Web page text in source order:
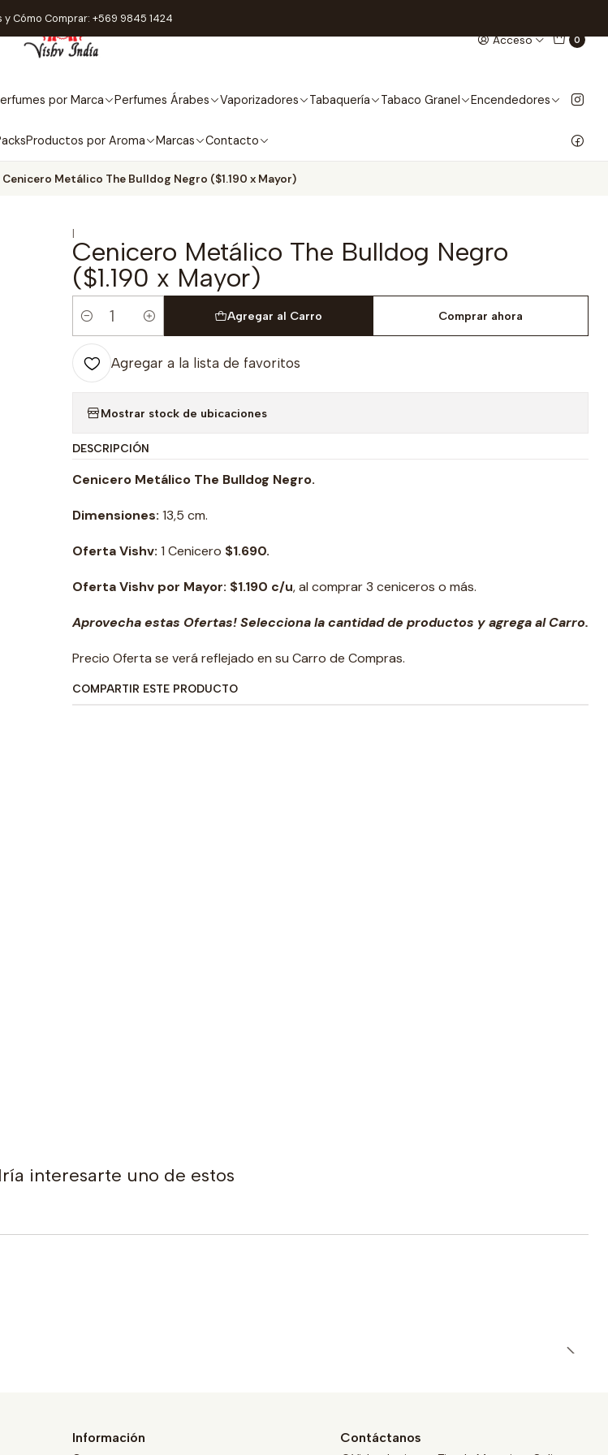
Acceso 0
por Marca Perfumes Árabes Vaporizadores Tabaquería Tabaco Granel Encendedores
Productos por Aroma Marcas Contacto
y Cómo Comprar: +569 9845 1424
Cenicero Metálico The Bulldog Negro ($1.190 x Mayor)
|
Cenicero Metálico The Bulldog Negro
($1.190 x Mayor)
Cantidad
Agregar al Carro Comprar ahora
Agregar a la lista de favoritos
Mostrar stock de ubicaciones
DESCRIPCIÓN
Cenicero Metálico The Bulldog Negro.
Dimensiones: 13,5 cm.
Oferta Vishv: 1 Cenicero $1.690.
Oferta Vishv por Mayor: $1.190 c/u, al comprar 3 ceniceros o más.
Aprovecha estas Ofertas! Selecciona la cantidad de productos y agrega al Carro.
Precio Oferta se verá reflejado en su Carro de Compras.
COMPARTIR ESTE PRODUCTO
interesarte uno de estos
Información Contáctanos